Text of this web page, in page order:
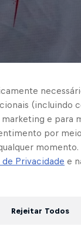
(incluindo
e para
por
Privacidade e
Rejeitar Todos